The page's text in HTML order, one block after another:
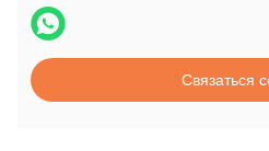
Связаться